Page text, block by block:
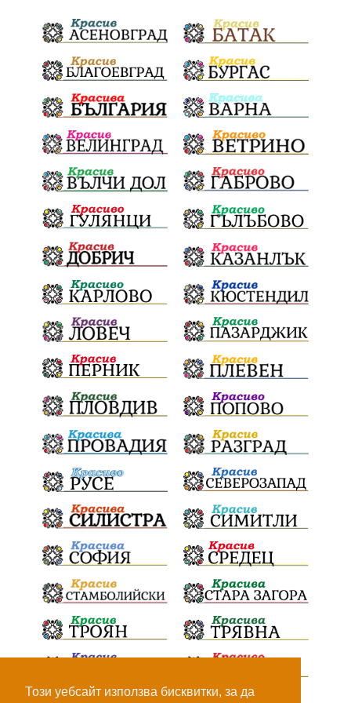
Този уебсайт използва бисквитки, за да
Пловдив БългарскиДух ГражданскаПозиция
ГражданскоУчастие Отговорност
ОбщинскиСъвет Полиграф
ДетекторНаЛъжата МВР
ОбезпечителниМерки МестнаВласт Котел
СИК Ружица РайнаКнягиня
ВеселинОрешков Шофьори
НационаленШампион ОрлинОрлиновЕнчев
ЕкатеринаДафовска Тракия ПТП
100Метра Атина
Живи свидетели на историята
БрашноСтоименов ИстинскиХляб
БългарскоКачество ПътнаИнфраструктура
Асфалт ВСС СъдебнаРеформа Шантаж
ПолитическиНатиск ЗаплахаЗаАрест
ПартияВеличие
ВоенниТехнологии